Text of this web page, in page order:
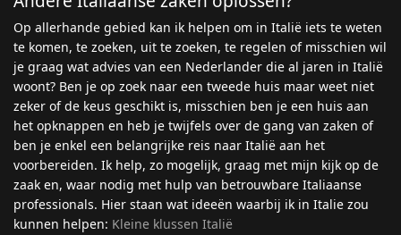
Op allerhande gebied kan ik helpen om in Italië iets te weten
te komen, te zoeken, uit te zoeken, te regelen of misschien wil
je graag wat advies van een Nederlander die al jaren in Italië
woont? Ben je op zoek naar een tweede huis maar weet niet
zeker of de keus geschikt is, misschien ben je een huis aan
het opknappen en heb je twijfels over de gang van zaken of
ben je enkel een belangrijke reis naar Italië aan het
voorbereiden. Ik help, zo mogelijk, graag met mijn kijk op de
zaak en, waar nodig met hulp van betrouwbare Italiaanse
professionals. Hier staan wat ideeën waarbij ik in Italie zou
kunnen helpen: Kleine klussen Italië